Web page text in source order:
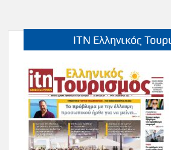
ITN Ελληνικός